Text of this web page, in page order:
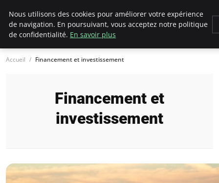
LECFCM
Accueil Financement et investissement
Financement et
investissement
Nous utilisons des cookies pour améliorer votre expérience
de navigation. En poursuivant, vous acceptez notre politique
de confidentialité. En savoir plus